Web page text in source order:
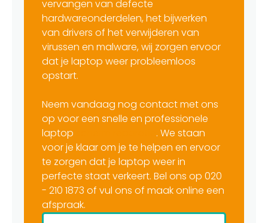
vervangen van defecte
hardwareonderdelen, het bijwerken
van drivers of het verwijderen van
virussen en malware, wij zorgen ervoor
dat je laptop weer probleemloos
opstart.
Neem vandaag nog contact met ons
op voor een snelle en professionele
laptop
. We staan
voor je klaar om je te helpen en ervoor
te zorgen dat je laptop weer in
perfecte staat verkeert. Bel ons op 020
- 210 1873 of vul ons of maak online een
afspraak.